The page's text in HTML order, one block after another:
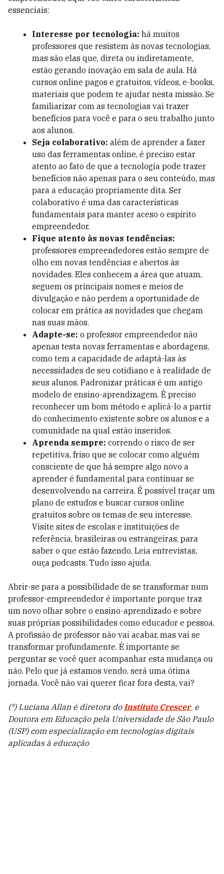
essenciais:
Interesse por tecnologia: há muitos
professores que resistem às novas tecnologias,
mas são elas que, direta ou indiretamente,
estão gerando inovação em sala de aula. Há
cursos online pagos e gratuitos, vídeos, e-books,
materiais que podem te ajudar nesta missão. Se
familiarizar com as tecnologias vai trazer
benefícios para você e para o seu trabalho junto
aos alunos.
Seja colaborativo: além de aprender a fazer
uso das ferramentas online, é preciso estar
atento ao fato de que a tecnologia pode trazer
benefícios não apenas para o seu conteúdo, mas
para a educação propriamente dita. Ser
colaborativo é uma das características
fundamentais para manter aceso o espírito
empreendedor.
Fique atento às novas tendências:
professores empreendedores estão sempre de
olho em novas tendências e abertos às
novidades. Eles conhecem a área que atuam,
seguem os principais nomes e meios de
divulgação e não perdem a oportunidade de
colocar em prática as novidades que chegam
nas suas mãos.
Adapte-se: o professor empreendedor não
apenas testa novas ferramentas e abordagens,
como tem a capacidade de adaptá-las às
necessidades de seu cotidiano e à realidade de
seus alunos. Padronizar práticas é um antigo
modelo de ensino-aprendizagem. É preciso
reconhecer um bom método e aplicá-lo a partir
do conhecimento existente sobre os alunos e a
comunidade na qual estão inseridos.
Aprenda sempre: correndo o risco de ser
repetitiva, friso que se colocar como alguém
consciente de que há sempre algo novo a
aprender é fundamental para continuar se
desenvolvendo na carreira. É possível traçar um
plano de estudos e buscar cursos online
gratuitos sobre os temas de seu interesse.
Visite sites de escolas e instituições de
referência, brasileiras ou estrangeiras, para
saber o que estão fazendo. Leia entrevistas,
ouça podcasts. Tudo isso ajuda.
Abrir-se para a possibilidade de se transformar num
professor-empreendedor é importante porque traz
um novo olhar sobre o ensino-aprendizado e sobre
suas próprias possibilidades como educador e pessoa.
A profissão de professor não vai acabar, mas vai se
transformar profundamente. É importante se
perguntar se você quer acompanhar esta mudança ou
não. Pelo que já estamos vendo, será uma ótima
jornada. Você não vai querer ficar fora desta, vai?
(*) Luciana Allan é diretora doInstituto Crescer e
Doutora em Educação pela Universidade de São Paulo
(USP) com especialização em tecnologias digitais
aplicadas à educação